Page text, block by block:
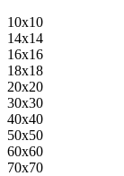
10х10
14х14
16х16
18х18
20х20
30х30
40х40
50х50
60х60
70х70